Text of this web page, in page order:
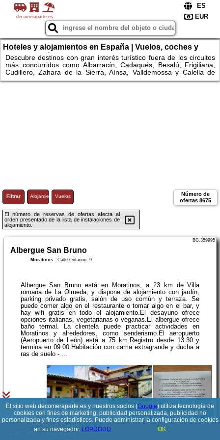
decomeraparte.es
Hoteles y alojamientos en España | Vuelos, coches y
escapadas únicas
Descubre destinos con gran interés turístico fuera de los circuitos
más concurridos como Albarracín, Cadaqués, Besalú, Frigiliana,
Cudillero, Zahara de la Sierra, Aínsa, Valldemossa y Calella de
Palafrugell. Explora espacios naturales como el Parque Nacional
Filtrar AlojamientoVuelos
Número de
ofertas 8675
El número de reservas de ofertas afecta al
orden presentado de la lista de instalaciones de
alojamiento.
Albergue San Bruno
Moratinos- Calle Ontanon, 9
Albergue San Bruno está en Moratinos, a 23 km de Villa
romana de La Olmeda, y dispone de alojamiento con jardín,
parking privado gratis, salón de uso común y terraza. Se
puede comer algo en el restaurante o tomar algo en el bar, y
hay wifi gratis en todo el alojamiento.El desayuno ofrece
opciones italianas, vegetarianas o veganas.El albergue ofrece
baño termal. La clientela puede practicar actividades en
Moratinos y alrededores, como senderismo.El aeropuerto
(Aeropuerto de León) está a 75 km.Registro desde 13:30 y
termina en 09:00.Habitación con cama extragrande y ducha a
ras de suelo - ...
Ver detalles
BG.359995
El sitio web decomeraparte.es y nuestros socios (Google) utiliza tecnología de
cookies con fines de marketing, publicidad personalizada, publicidad no
personalizada y fines estadísticos. Puede administrar la configuración de cookies
en su navegador. LOPDGDD OK
PolskiePortale.pl